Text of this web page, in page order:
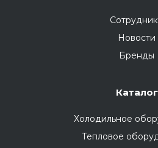
Новости
Бренды
Каталог
Холодильное
Тепловое